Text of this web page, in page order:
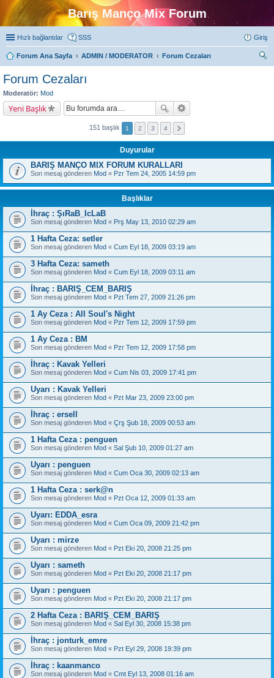
Barış Manço Mix Forum
Hızlı bağlantılar SSS Giriş
Forum Ana Sayfa ADMIN / MODERATOR
Forum Cezaları
Forum Cezaları
Moderatör: Mod
Yeni Başlık
151 başlık 1 2 3 4
Duyurular
BARIŞ MANÇO MIX FORUM KURALLARI
Son mesaj gönderen Mod « Pzr Tem 24, 2005 14:59 pm
Başlıklar
İhraç : ŞıRaB_IcLaB
Son mesaj gönderen Mod « Prş May 13, 2010 02:29 am
1 Hafta Ceza: setler
Son mesaj gönderen Mod « Cum Eyl 18, 2009 03:19 am
3 Hafta Ceza: sameth
Son mesaj gönderen Mod « Cum Eyl 18, 2009 03:11 am
İhraç : BARIŞ_CEM_BARIŞ
Son mesaj gönderen Mod « Pzt Tem 27, 2009 21:26 pm
1 Ay Ceza : All Soul's Night
Son mesaj gönderen Mod « Pzr Tem 12, 2009 17:59 pm
1 Ay Ceza : BM
Son mesaj gönderen Mod « Pzr Tem 12, 2009 17:58 pm
İhraç : Kavak Yelleri
Son mesaj gönderen Mod « Cum Nis 03, 2009 17:41 pm
Uyarı : Kavak Yelleri
Son mesaj gönderen Mod « Pzt Mar 23, 2009 23:00 pm
İhraç : ersell
Son mesaj gönderen Mod « Çrş Şub 18, 2009 00:53 am
1 Hafta Ceza : penguen
Son mesaj gönderen Mod « Sal Şub 10, 2009 01:27 am
Uyarı : penguen
Son mesaj gönderen Mod « Cum Oca 30, 2009 02:13 am
1 Hafta Ceza : serk@n
Son mesaj gönderen Mod « Pzt Oca 12, 2009 01:33 am
Uyarı: EDDA_esra
Son mesaj gönderen Mod « Cum Oca 09, 2009 21:42 pm
Uyarı : mirze
Son mesaj gönderen Mod « Pzt Eki 20, 2008 21:25 pm
Uyarı : sameth
Son mesaj gönderen Mod « Pzt Eki 20, 2008 21:17 pm
Uyarı : penguen
Son mesaj gönderen Mod « Pzt Eki 20, 2008 21:17 pm
2 Hafta Ceza : BARIŞ_CEM_BARIŞ
Son mesaj gönderen Mod « Sal Eyl 30, 2008 15:38 pm
İhraç : jonturk_emre
Son mesaj gönderen Mod « Pzt Eyl 29, 2008 19:39 pm
İhraç : kaanmanco
Son mesaj gönderen Mod « Cmt Eyl 13, 2008 01:16 am